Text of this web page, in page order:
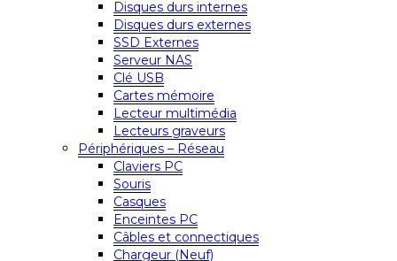
Disques durs internes
Disques durs externes
SSD Externes
Serveur NAS
Clé USB
Cartes mémoire
Lecteur multimédia
Lecteurs graveurs
Périphériques – Réseau
Claviers PC
Souris
Casques
Enceintes PC
Câbles et connectiques
Chargeur (Neuf)